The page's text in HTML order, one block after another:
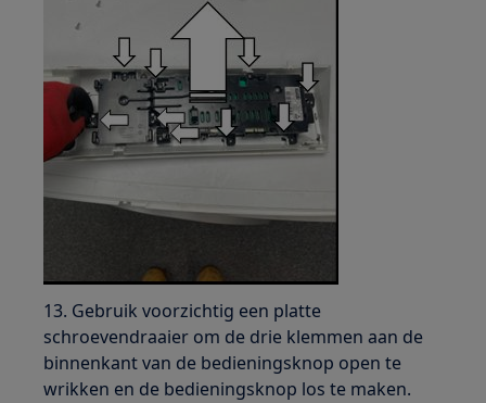
13. Gebruik voorzichtig een platte
schroevendraaier om de drie klemmen aan de
binnenkant van de bedieningsknop open te
wrikken en de bedieningsknop los te maken.